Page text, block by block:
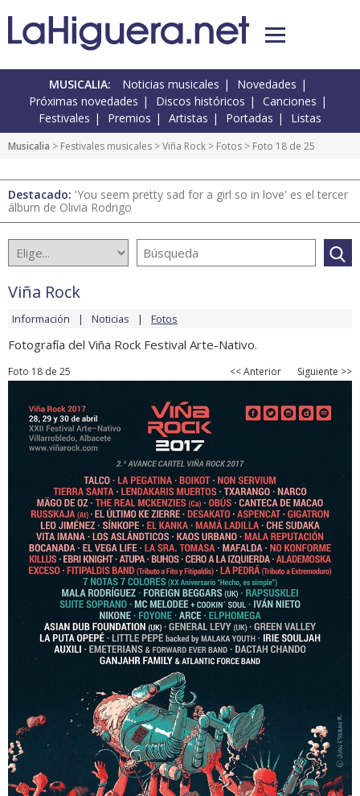
MUSICALIA: Noticias musicales
Novedades
Próximas novedades
Discos históricos
Canciones
Festivales
Premios Artistas Portadas Listas
Musicalia > Festivales musicales >Viña Rock > Fotos > Foto 18 de 25
Destacado: 'You seem pretty sad for a girl so in love' es el tercer
álbum de Olivia Rodrigo
Viña Rock
Información Noticias Fotos
Fotografía del Viña Rock Festival Arte-Nativo.
Foto 18 de 25 << Anterior Siguiente >>